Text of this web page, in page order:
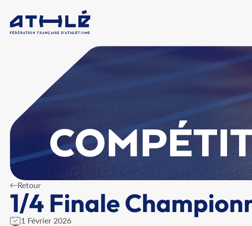
Retour
1/4 Finale
1 Février 2026